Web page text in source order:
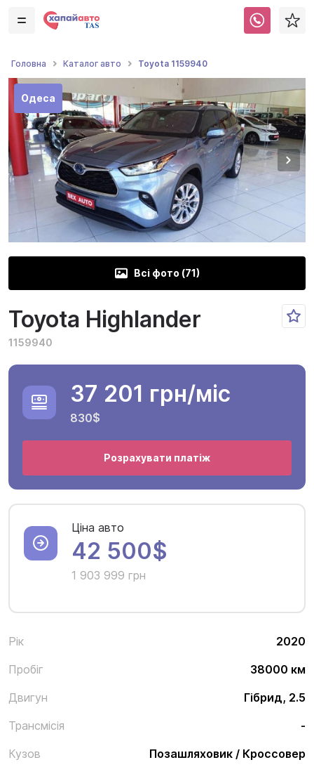
Головна Каталог авто Toyota 1159940
Одеса
Всі фото (71)
Toyota Highlander
1159940
Рік
2020
Пробіг
38000 км
Двигун
Гібрид, 2.5
Трансмісія
-
Кузов
Позашляховик / Кроссовер
37 201 грн/міс
830$
Розрахувати платіж
Ціна авто
42 500$
1 903 999 грн